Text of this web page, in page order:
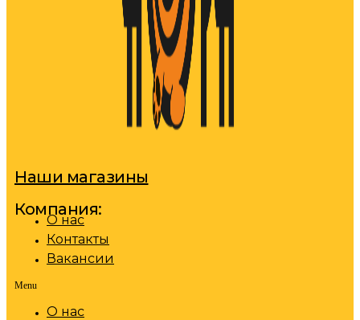
Наши магазины
Компания:
О нас
Контакты
Вакансии
Menu
О нас